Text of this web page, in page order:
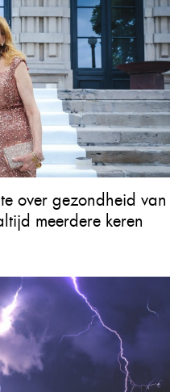
over gezondheid van
meerdere keren